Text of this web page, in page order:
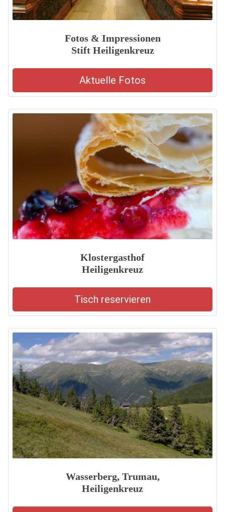
Fotos & Impressionen
Stift Heiligenkreuz
Aktuelle Fotos
Klostergasthof
Heiligenkreuz
Tisch reservieren
Wasserberg, Trumau,
Heiligenkreuz